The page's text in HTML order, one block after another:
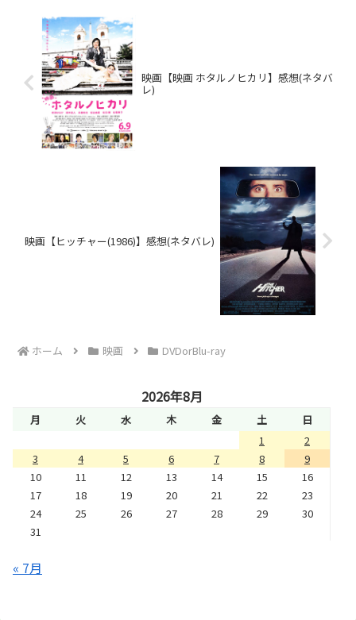
映画【映画 ホタルノヒカリ】感想(ネタバ
レ)
映画【ヒッチャー(1986)】感想(ネタバレ)
ホーム 映画 DVDorBlu-ray
2026年8月
月 火 水 木 金 土
日
1
2
3
4 5 6 7 8
9
10
11 12 13 14 15
16
17
18 19 20 21 22
23
24
25 26 27 28 29
30
31
« 7月